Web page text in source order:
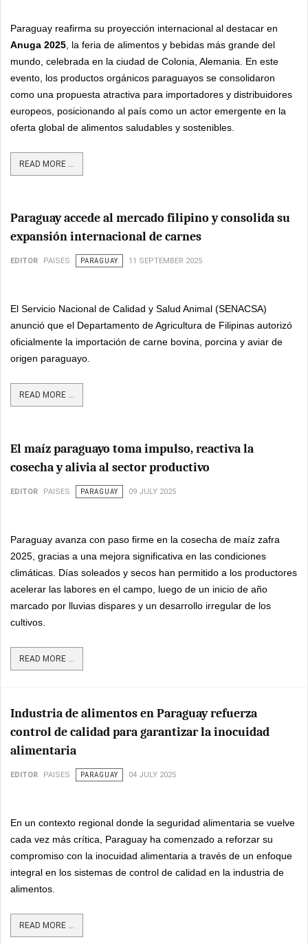
Paraguay reafirma su proyección internacional al destacar en
Anuga 2025 , la feria de alimentos y bebidas más grande del
mundo, celebrada en la ciudad de Colonia, Alemania. En este
evento, los productos orgánicos paraguayos se consolidaron
como una propuesta atractiva para importadores y distribuidores
europeos, posicionando al país como un actor emergente en la
oferta global de alimentos saludables y sostenibles.
READ MORE ...
Paraguay accede al mercado filipino y consolida su
expansión internacional de carnes
EDITOR PAISES PARAGUAY 11 SEPTEMBER 2025
El Servicio Nacional de Calidad y Salud Animal (SENACSA)
anunció que el Departamento de Agricultura de Filipinas autorizó
oficialmente la importación de carne bovina, porcina y aviar de
origen paraguayo.
READ MORE ...
El maíz paraguayo toma impulso, reactiva la
cosecha y alivia al sector productivo
EDITOR PAISES PARAGUAY 09 JULY 2025
Paraguay avanza con paso firme en la cosecha de maíz zafra
2025, gracias a una mejora significativa en las condiciones
climáticas. Días soleados y secos han permitido a los productores
acelerar las labores en el campo, luego de un inicio de año
marcado por lluvias dispares y un desarrollo irregular de los
cultivos.
READ MORE ...
Industria de alimentos en Paraguay refuerza
control de calidad para garantizar la inocuidad
alimentaria
EDITOR PAISES PARAGUAY 04 JULY 2025
En un contexto regional donde la seguridad alimentaria se vuelve
cada vez más crítica, Paraguay ha comenzado a reforzar su
compromiso con la inocuidad alimentaria a través de un enfoque
integral en los sistemas de control de calidad en la industria de
alimentos.
READ MORE ...